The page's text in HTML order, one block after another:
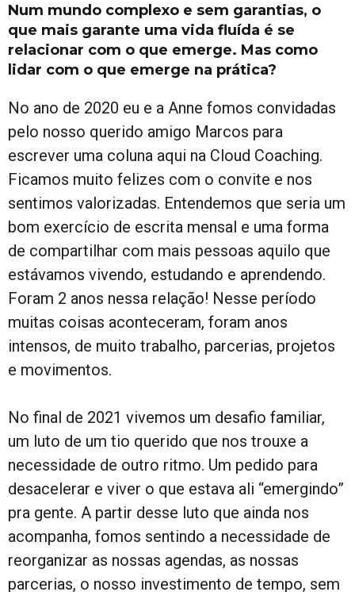
Num mundo complexo e sem garantias, o
que mais garante uma vida fluída é se
relacionar com o que emerge. Mas como
lidar com o que emerge na prática?
No ano de 2020 eu e a Anne fomos convidadas
pelo nosso querido amigo Marcos para
escrever uma coluna aqui na Cloud Coaching.
Ficamos muito felizes com o convite e nos
sentimos valorizadas. Entendemos que seria um
bom exercício de escrita mensal e uma forma
de compartilhar com mais pessoas aquilo que
estávamos vivendo, estudando e aprendendo.
Foram 2 anos nessa relação! Nesse período
muitas coisas aconteceram, foram anos
intensos, de muito trabalho, parcerias, projetos
e movimentos.
No final de 2021 vivemos um desafio familiar,
um luto de um tio querido que nos trouxe a
necessidade de outro ritmo. Um pedido para
desacelerar e viver o que estava ali “emergindo”
pra gente. A partir desse luto que ainda nos
acompanha, fomos sentindo a necessidade de
reorganizar as nossas agendas, as nossas
parcerias, o nosso investimento de tempo, sem